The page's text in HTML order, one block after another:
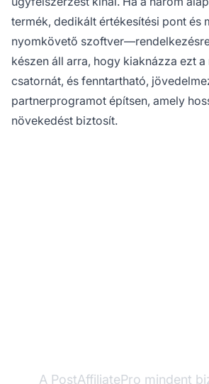
termék, dedikált értékesítési pont és
nyomkövető
készen áll arra, hogy kiaknázza ezt
csatornát, és fenntartható,
partnerprogramot építsen, amely
növekedést biztosít.
A PostAffiliatePro mindent